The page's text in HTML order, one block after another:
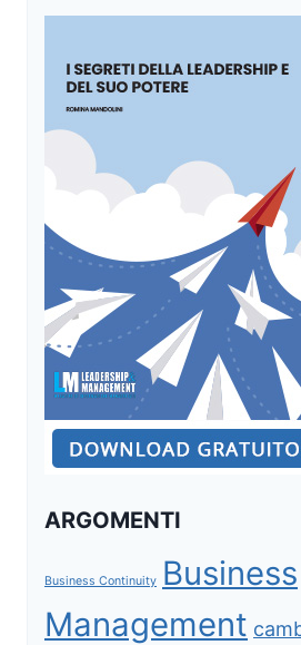
ARGOMENTI
Business Continuity Business
Management